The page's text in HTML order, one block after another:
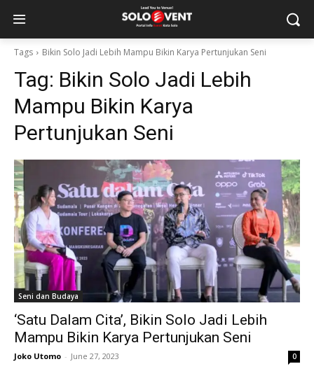
Tags Bikin Solo Jadi Lebih Mampu Bikin Karya Pertunjukan Seni
Tag: Bikin Solo Jadi Lebih
Mampu Bikin Karya
Pertunjukan Seni
Seni dan Budaya
‘Satu Dalam Cita’, Bikin Solo Jadi Lebih
Mampu Bikin Karya Pertunjukan Seni
Joko Utomo - June 27, 2023 0